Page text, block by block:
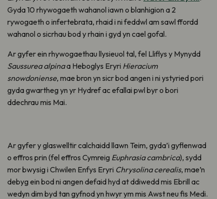
Gyda 10 rhywogaeth wahanol iawn o blanhigion a 2
rywogaeth o infertebrata, rhaid i ni feddwl am sawl ffordd
wahanol o sicrhau bod y rhain i gyd yn cael gofal.
Ar gyfer ein rhywogaethau llysieuol tal, fel Lliflys y Mynydd
Saussurea alpinaa Heboglys Eryri Hieracium
snowdoniense, mae bron yn sicr bod angen i ni ystyried pori
gyda gwartheg yn yr Hydref ac efallai pwl byr o bori
ddechrau mis Mai.
Ar gyfer y glaswelltir calchaidd llawn Teim, gyda’i gyflenwad
o effros prin (fel effros Cymreig Euphrasia cambrica), sydd
mor bwysig i Chwilen Enfys Eryri Chrysolina cerealis, mae’n
debyg ein bod ni angen defaid hyd at ddiwedd mis Ebrill ac
wedyn dim byd tan gyfnod yn hwyr ym mis Awst neu fis Medi.